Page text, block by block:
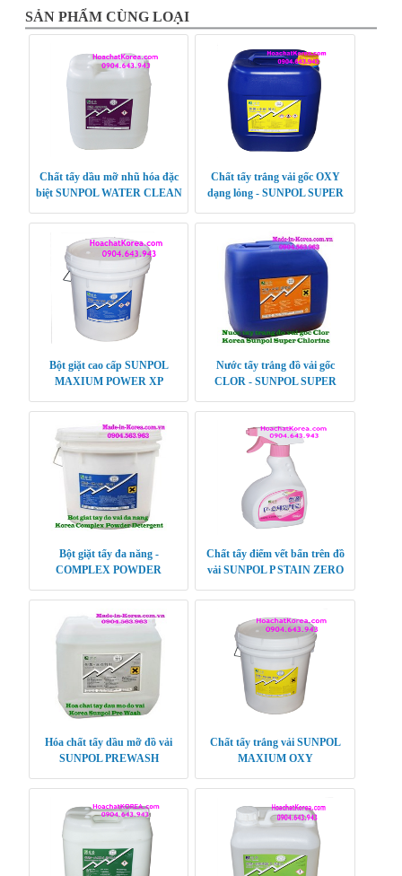
SẢN PHẨM CÙNG LOẠI
Chất tẩy dầu mỡ nhũ hóa đặc
biệt SUNPOL WATER CLEAN
Chất tẩy trắng vải gốc OXY
dạng lỏng - SUNPOL SUPER
Bột giặt cao cấp SUNPOL
MAXIUM POWER XP
Nước tẩy trắng đồ vải gốc
CLOR - SUNPOL SUPER
Bột giặt tẩy đa năng -
COMPLEX POWDER
Chất tẩy điểm vết bẩn trên đồ
vải SUNPOL P STAIN ZERO
Hóa chất tẩy dầu mỡ đồ vải
SUNPOL PREWASH
Chất tẩy trắng vải SUNPOL
MAXIUM OXY